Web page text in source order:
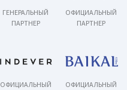
ГЕНЕРАЛЬНЫЙ
ПАРТНЕР
ОФИЦИАЛЬНЫЙ
ПАРТНЕР
ОФИЦИАЛЬНЫЙ
ОФИЦИАЛЬНЫЙ